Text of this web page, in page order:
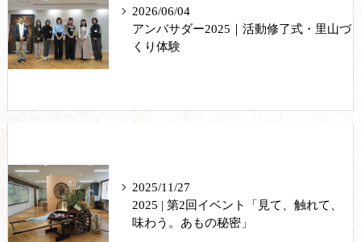
2026/06/04
アンバサダー2025｜活動修了式・里山づ
くり体験
2025/11/27
2025 | 第2回イベント「見て、触れて、
味わう。あもの秘密」